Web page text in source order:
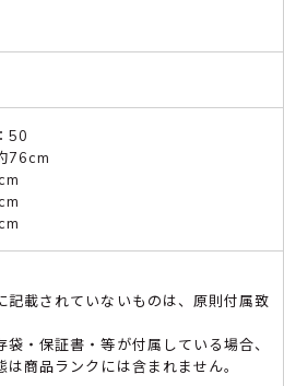
50
76cm
記載されていないものは、原則付属致
・保証書・等が付属している場合、
は商品ランクには含まれません。